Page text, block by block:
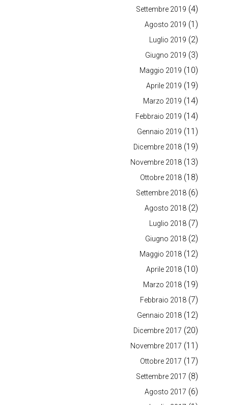
Settembre 2019 (4)
Agosto 2019 (1)
Luglio 2019 (2)
Giugno 2019 (3)
Maggio 2019 (10)
Aprile 2019 (19)
Marzo 2019 (14)
Febbraio 2019 (14)
Gennaio 2019 (11)
Dicembre 2018 (19)
Novembre 2018 (13)
Ottobre 2018 (18)
Settembre 2018 (6)
Agosto 2018 (2)
Luglio 2018 (7)
Giugno 2018 (2)
Maggio 2018 (12)
Aprile 2018 (10)
Marzo 2018 (19)
Febbraio 2018 (7)
Gennaio 2018 (12)
Dicembre 2017 (20)
Novembre 2017 (11)
Ottobre 2017 (17)
Settembre 2017 (8)
Agosto 2017 (6)